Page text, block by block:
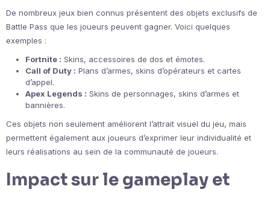
De nombreux jeux bien connus présentent des objets exclusifs de
Battle Pass que les joueurs peuvent gagner. Voici quelques
exemples :
Fortnite : Skins, accessoires de dos et émotes.
Call of Duty : Plans d’armes, skins d’opérateurs et cartes
d’appel.
Apex Legends : Skins de personnages, skins d’armes et
bannières.
Ces objets non seulement améliorent l’attrait visuel du jeu, mais
permettent également aux joueurs d’exprimer leur individualité et
leurs réalisations au sein de la communauté de joueurs.
Impact sur le gameplay et